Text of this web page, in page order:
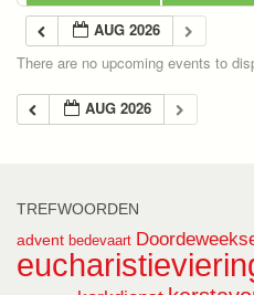
AUG 2026
There are no upcoming events to
AUG 2026
TREFWOORDEN
advent bedevaart